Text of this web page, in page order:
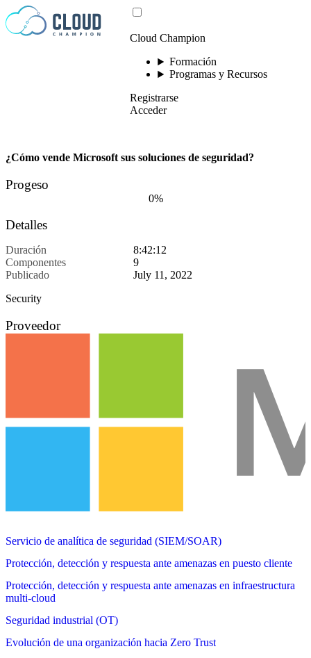
Saltar al contenido
Cloud Champion
Formación
Programas y Recursos
Registrarse
Acceder
¿Cómo vende Microsoft sus soluciones de seguridad?
Progeso
0%
Detalles
Duración
8:42:12
Componentes
9
Publicado
July 11, 2022
Security
Proveedor
Servicio de analítica de seguridad (SIEM/SOAR)
Protección, detección y respuesta ante amenazas en puesto cliente
Protección, detección y respuesta ante amenazas en infraestructura
multi-cloud
Seguridad industrial (OT)
Evolución de una organización hacia Zero Trust